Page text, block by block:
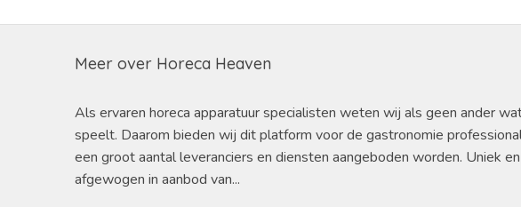
Meer over Horeca Heaven
Als ervaren horeca apparatuur specialisten weten wij als geen ander
speelt. Daarom bieden wij dit platform voor de gastronomie
een groot aantal leveranciers en diensten aangeboden worden. Uniek en
afgewogen in aanbod van...